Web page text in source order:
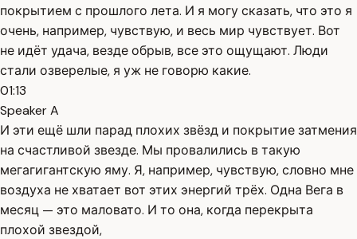
покрытием с прошлого лета. И я могу сказать, что это я
очень, например, чувствую, и весь мир чувствует. Вот
не идёт удача, везде обрыв, все это ощущают. Люди
стали озверелые, я уж не говорю какие.
01:13
Speaker A
И эти ещё шли парад плохих звёзд и покрытие затмения
на счастливой звезде. Мы провалились в такую
мегагигантскую яму. Я, например, чувствую, словно мне
воздуха не хватает вот этих энергий трёх. Одна Вега в
месяц — это маловато. И то она, когда перекрыта
плохой звездой,